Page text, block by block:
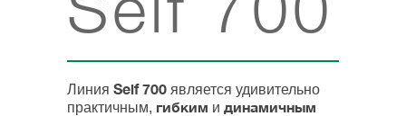
Self 700
Линия Self 700 является удивительно
практичным, гибким и динамичным